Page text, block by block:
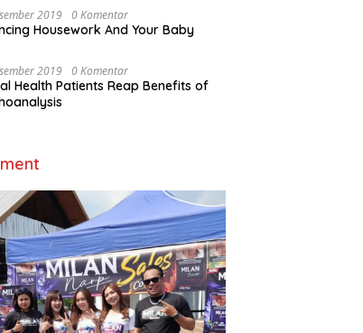
2019 0 Komentar
Housework And Your Baby
2019 0 Komentar
Health Patients Reap Benefits of